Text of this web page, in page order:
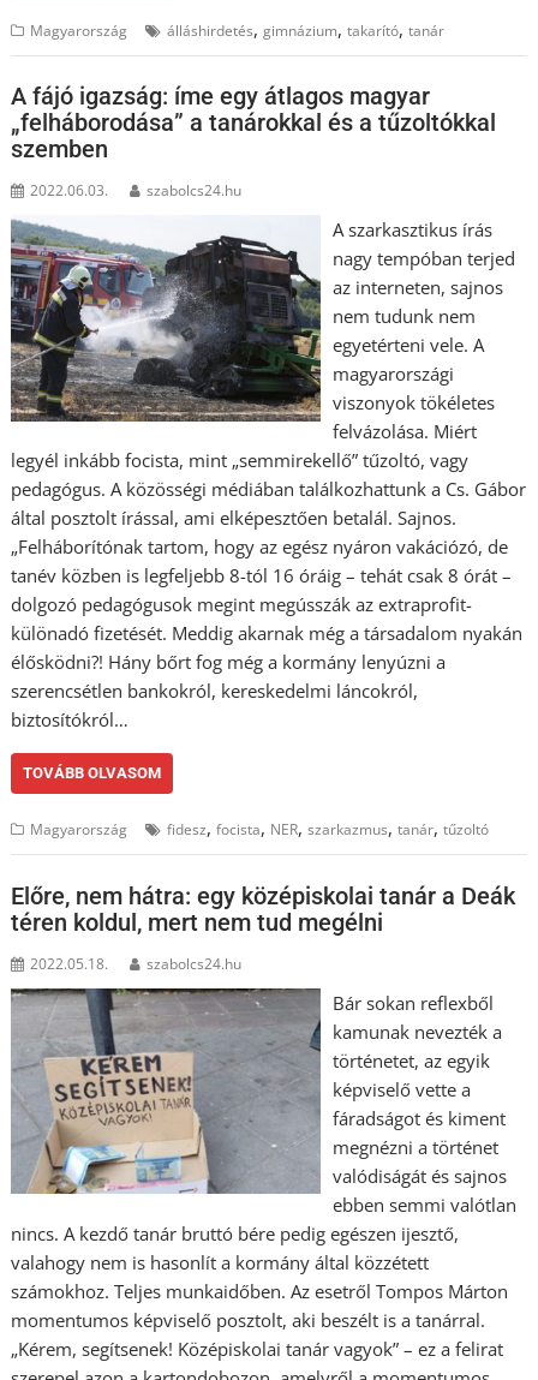
Magyarország álláshirdetés,gimnázium,takarító,tanár
A fájó igazság: íme egy átlagos magyar
„felháborodása” a tanárokkal és a tűzoltókkal
szemben
2022.06.03. szabolcs24.hu
A szarkasztikus írás
nagy tempóban terjed
az interneten, sajnos
nem tudunk nem
egyetérteni vele. A
magyarországi
viszonyok tökéletes
felvázolása. Miért
legyél inkább focista, mint „semmirekellő” tűzoltó, vagy
pedagógus. A közösségi médiában találkozhattunk a Cs. Gábor
által posztolt írással, ami elképesztően betalál. Sajnos.
„Felháborítónak tartom, hogy az egész nyáron vakációzó, de
tanév közben is legfeljebb 8-tól 16 óráig – tehát csak 8 órát –
dolgozó pedagógusok megint megússzák az extraprofit-
különadó fizetését. Meddig akarnak még a társadalom nyakán
élősködni?! Hány bőrt fog még a kormány lenyúzni a
szerencsétlen bankokról, kereskedelmi láncokról,
biztosítókról…
TOVÁBB OLVASOM
Magyarország fidesz,focista, NER,szarkazmus,tanár,tűzoltó
Előre, nem hátra: egy középiskolai tanár a Deák
téren koldul, mert nem tud megélni
2022.05.18. szabolcs24.hu
Bár sokan reflexből
kamunak nevezték a
történetet, az egyik
képviselő vette a
fáradságot és kiment
megnézni a történet
valódiságát és sajnos
ebben semmi valótlan
nincs. A kezdő tanár bruttó bére pedig egészen ijesztő,
valahogy nem is hasonlít a kormány által közzétett
számokhoz. Teljes munkaidőben. Az esetről Tompos Márton
momentumos képviselő posztolt, aki beszélt is a tanárral.
„Kérem, segítsenek! Középiskolai tanár vagyok” – ez a felirat